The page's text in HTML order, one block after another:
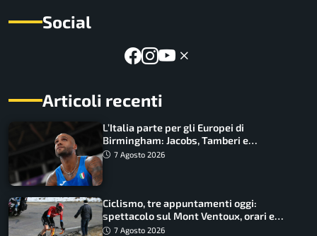
Social
Articoli recenti
L’Italia parte per gli Europei di
Birmingham: Jacobs, Tamberi e
Battocletti guidano una spedizione
7 Agosto 2026
Ciclismo, tre appuntamenti oggi:
spettacolo sul Mont Ventoux, orari e
come vederli
7 Agosto 2026